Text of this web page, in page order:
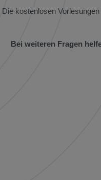
Die kostenlosen
Bei weiteren Fragen